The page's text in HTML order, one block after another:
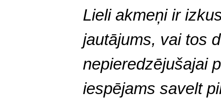
Lieli akmeņi ir
jautājums, vai tos
nepieredzējušajai
iespējams savelt